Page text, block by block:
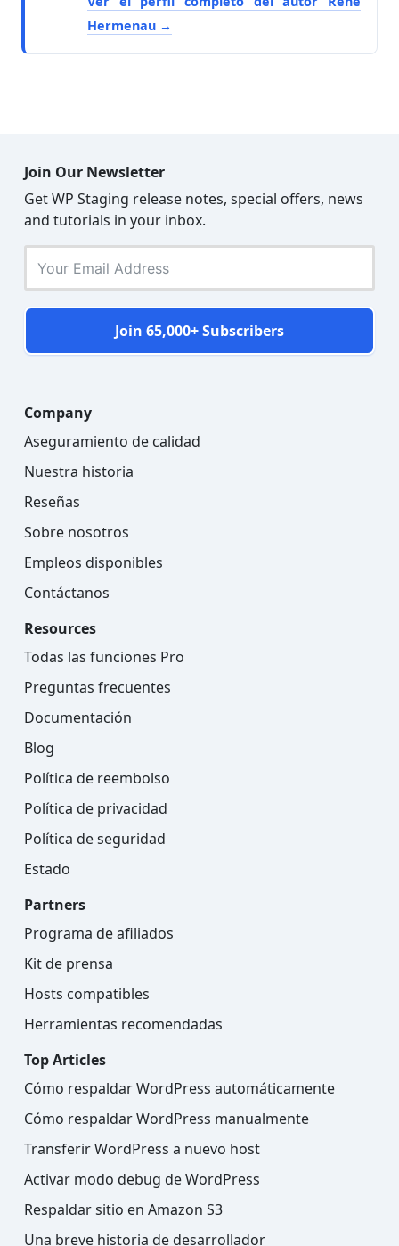
Hermenau
Join Our Newsletter
Get WP Staging release notes, special offers, news
and tutorials in your inbox.
Join 65,000+ Subscribers
Company
Aseguramiento de calidad
Nuestra historia
Reseñas
Sobre nosotros
Empleos disponibles
Contáctanos
Resources
Todas las funciones Pro
Preguntas frecuentes
Documentación
Blog
Política de reembolso
Política de privacidad
Política de seguridad
Estado
Partners
Programa de afiliados
Kit de prensa
Hosts compatibles
Herramientas recomendadas
Top Articles
Cómo respaldar WordPress automáticamente
Cómo respaldar WordPress manualmente
Transferir WordPress a nuevo host
Activar modo debug de WordPress
Respaldar sitio en Amazon S3
Una breve historia de desarrollador